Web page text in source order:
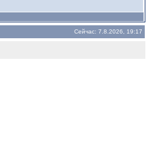
Сейчас: 7.8.2026, 19:17